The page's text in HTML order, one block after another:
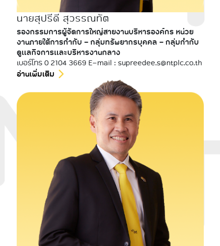
นายสุปรีดี สุวรรณทัต
รองกรรมการผู้จัดการใหญ่สายงานบริหารองค์กร หน่วย
งานภายใต้การกำกับ - กลุ่มทรัพยากรบุคคล - กลุ่มกำกับ
ดูแลกิจการและบริหารงานกลาง
เบอร์โทร 0 2104 3669 E-mail : supreedee.s@ntplc.co.th
อ่านเพิ่มเติม